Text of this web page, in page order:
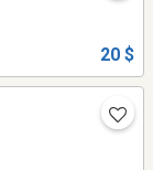
20 $